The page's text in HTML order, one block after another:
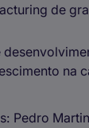
de
na
Pedro